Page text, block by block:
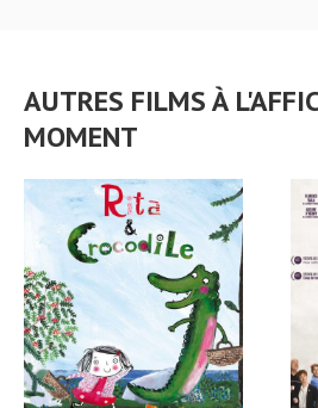
AUTRES FILMS À
MOMENT